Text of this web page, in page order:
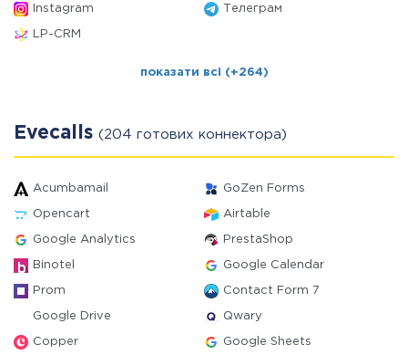
Instagram Телеграм
LP-CRM
показати всі (+264)
Evecalls (204 готових коннектора)
Acumbamail GoZen Forms
Opencart Airtable
Google Analytics PrestaShop
Binotel Google Calendar
Prom Contact Form 7
Google Drive Qwary
Copper Google Sheets